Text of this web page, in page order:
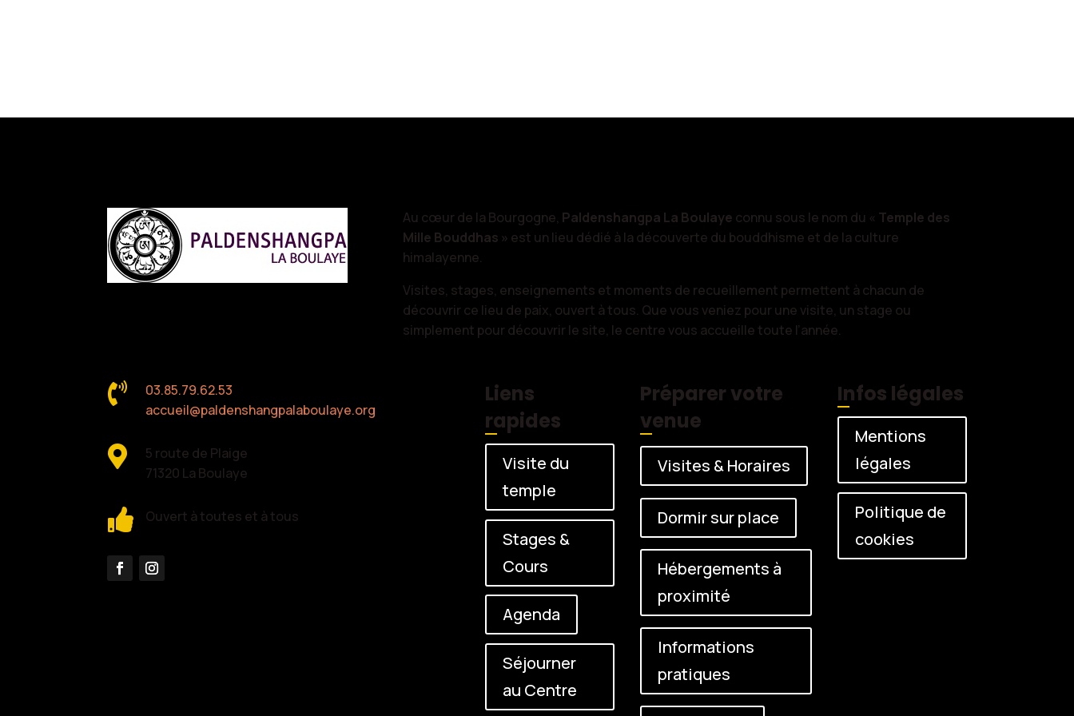
Au cœur de la Bourgogne, Paldenshangpa La Boulaye connu sous le nom du « Temple des
Mille Bouddhas » est un lieu dédié à la découverte du bouddhisme et de la culture
himalayenne.
Visites, stages, enseignements et moments de recueillement permettent à chacun de
découvrir ce lieu de paix, ouvert à tous. Que vous veniez pour une visite, un stage ou
simplement pour découvrir le site, le centre vous accueille toute l’année.

03.85.79.62.53
accueil@paldenshangpalaboulaye.org

5 route de Plaige
71320 La Boulaye
 Ouvert à toutes et à tous
Liens
rapides
Visite du
temple
Stages &
Cours
Agenda
Séjourner
au Centre
Préparer votre
venue
Visites & Horaires
Dormir sur place
Hébergements à
proximité
Informations
pratiques
Infos légales
Mentions
légales
Politique de
cookies